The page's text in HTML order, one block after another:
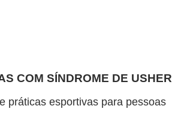
COM SÍNDROME DE USHER
práticas esportivas para pessoas